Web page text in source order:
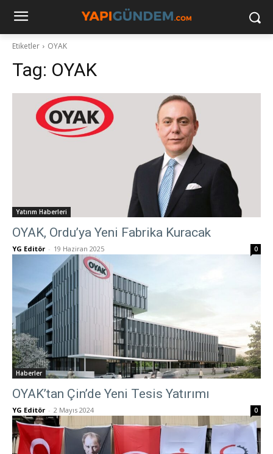
Etiketler OYAK
Tag: OYAK
Yatırım Haberleri
OYAK, Ordu’ya Yeni Fabrika Kuracak
YG Editör - 19 Haziran 2025 0
Haberler
OYAK’tan Çin’de Yeni Tesis Yatırımı
YG Editör - 2 Mayıs 2024 0